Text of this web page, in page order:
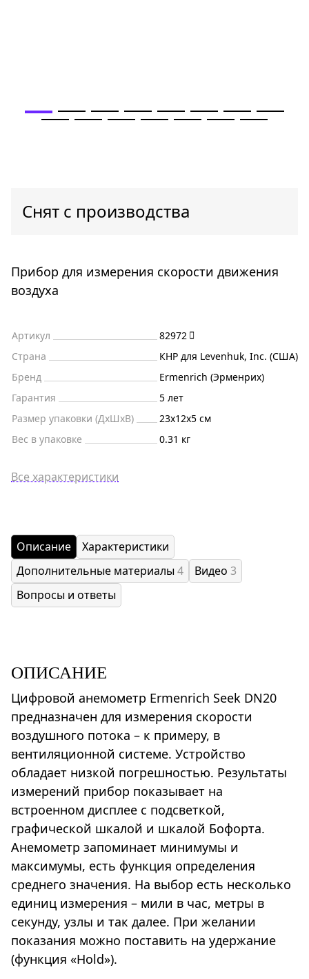
Прибор для измерения скорости движения
воздуха
Снят с производства
Артикул
82972
Страна
КНР для Levenhuk, Inc. (США)
Бренд
Ermenrich (Эрменрих)
Гарантия
5 лет
Размер упаковки (ДxШxВ)
23x12x5 см
Вес в упаковке
0.31 кг
Все характеристики
Описание
Характеристики
Дополнительные материалы4 Видео 3
Вопросы и ответы
ОПИСАНИЕ
Цифровой анемометр Ermenrich Seek DN20
предназначен для измерения скорости
воздушного потока – к примеру, в
вентиляционной системе. Устройство
обладает низкой погрешностью. Результаты
измерений прибор показывает на
встроенном дисплее с подсветкой,
графической шкалой и шкалой Бофорта.
Анемометр запоминает минимумы и
максимумы, есть функция определения
среднего значения. На выбор есть несколько
единиц измерения – мили в час, метры в
секунду, узлы и так далее. При желании
показания можно поставить на удержание
(функция «Hold»).